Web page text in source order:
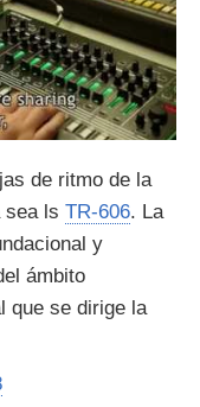
de ritmo de la
sea ls TR-606. La
y
ámbito
que se dirige la